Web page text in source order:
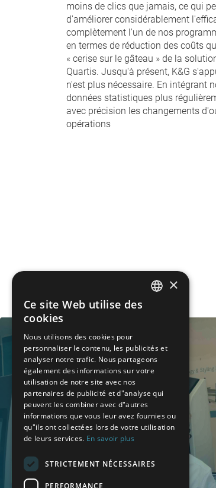
moins de clics que jamais, ce qui
d'améliorer considérablement
complètement l'un de nos
en termes de réduction des coûts
« cerise sur le gâteau » de la
Quartis. Jusqu'à présent, K&G
n'est plus nécessaire. En intégrant
données statistiques plus
avec précision les changements
opérations
SPANISH
POLISH
ENGLISH
ITALIAN
×
Ce site Web utilise des
cookies
Nous utilisons des cookies pour
personnaliser le contenu, les publicités et
analyser notre trafic. Nous partageons
également des informations sur votre
utilisation de notre site avec nos
partenaires de publicité et d"analyse qui
peuvent les combiner avec d"autres
informations que vous leur avez fournies ou
qu"ils ont collectées lors de votre utilisation
de leurs services. En savoir plus
STRICTEMENT NÉCESSAIRES
PERFORMANCE